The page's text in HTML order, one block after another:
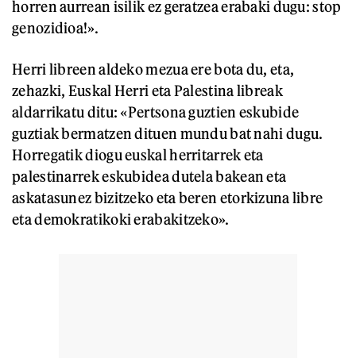
horren aurrean isilik ez geratzea erabaki dugu: stop
genozidioa!».
Herri libreen aldeko mezua ere bota du, eta,
zehazki, Euskal Herri eta Palestina libreak
aldarrikatu ditu: «Pertsona guztien eskubide
guztiak bermatzen dituen mundu bat nahi dugu.
Horregatik diogu euskal herritarrek eta
palestinarrek eskubidea dutela bakean eta
askatasunez bizitzeko eta beren etorkizuna libre
eta demokratikoki erabakitzeko».